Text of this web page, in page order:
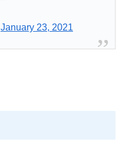
January 23, 2021